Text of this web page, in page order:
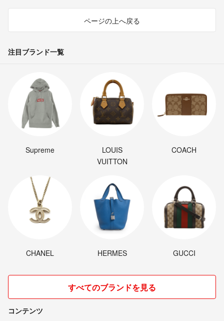
ページの上へ戻る
注目ブランド一覧
Supreme
LOUIS
VUITTON
COACH
CHANEL HERMES GUCCI
すべてのブランドを見る
コンテンツ